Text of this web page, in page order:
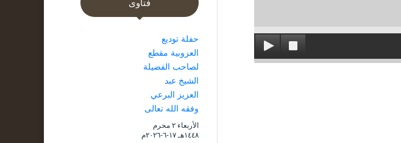
فتاوى
حفلة توديع
العزوبية مقطع
لصاحب الفضيلة
الشيخ عبد
العزيز البرعي
وفقه الله تعالى
الأربعاء ۲ محرم
۱٤٤۸هـ ۱۷-٦-۲۰۲٦م